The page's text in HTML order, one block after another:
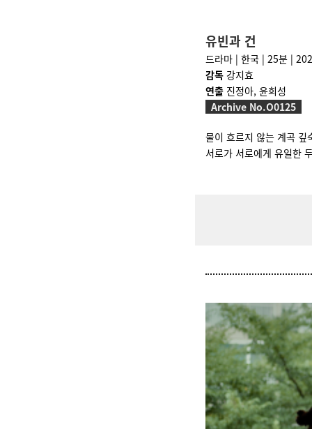
유빈과 건
드라마 | 한국 | 25분 |
감독 강지효
연출 진정아, 윤희성
Archive No.O0125
물이 흐르지 않는 계곡 깊
서로가 서로에게 유일한